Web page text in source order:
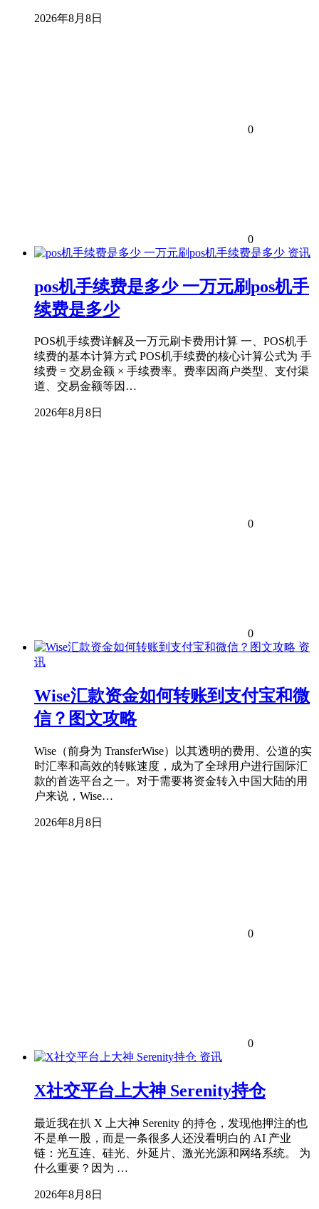
2026年8月8日
0
0
资讯
pos机手续费是多少 一万元刷pos机手
续费是多少
POS机手续费详解及一万元刷卡费用计算 一、POS机手
续费的基本计算方式 POS机手续费的核心计算公式为 手
续费 = 交易金额 × 手续费率。费率因商户类型、支付渠
道、交易金额等因…
2026年8月8日
0
0
资
讯
Wise汇款资金如何转账到支付宝和微
信？图文攻略
Wise（前身为 TransferWise）以其透明的费用、公道的实
时汇率和高效的转账速度，成为了全球用户进行国际汇
款的首选平台之一。对于需要将资金转入中国大陆的用
户来说，Wise…
2026年8月8日
0
0
资讯
X社交平台上大神 Serenity持仓
最近我在扒 X 上大神 Serenity 的持仓，发现他押注的也
不是单一股，而是一条很多人还没看明白的 AI 产业
链：光互连、硅光、外延片、激光光源和网络系统。 为
什么重要？因为 …
2026年8月8日